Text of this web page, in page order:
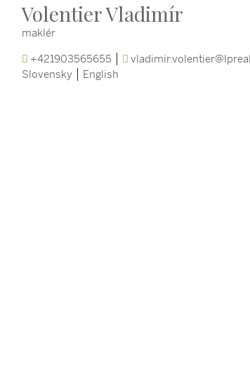
Volentier Vladimír
maklér
+421903565655
Slovensky
English